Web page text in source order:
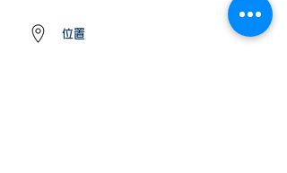
位置